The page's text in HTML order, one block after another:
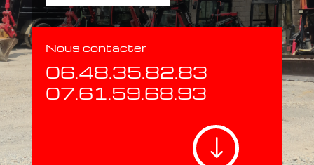
Nous contacter
06.48.35.82.83
07.61.59.68.93
"